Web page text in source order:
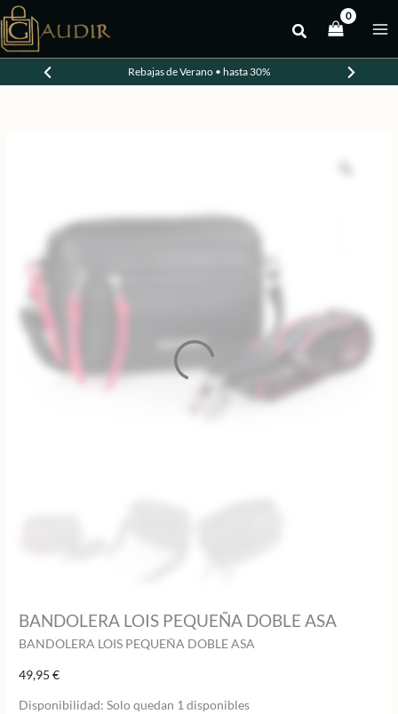
al
contenido
Rebajas de Verano • hasta 30%
BANDOLERA LOIS PEQUEÑA DOBLE ASA
BANDOLERA LOIS PEQUEÑA DOBLE ASA
49,95€
Disponibilidad: Solo quedan 1 disponibles